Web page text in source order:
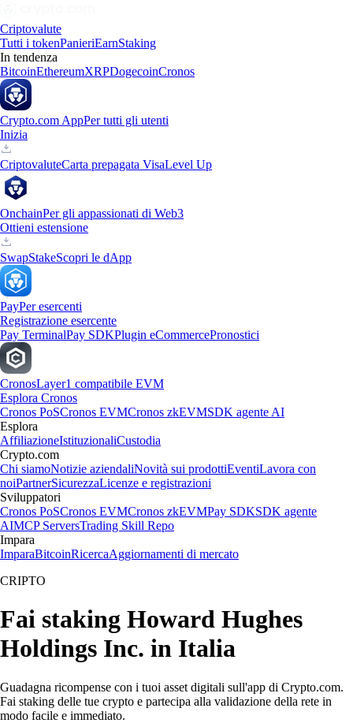
Criptovalute
Tutti i tokenPanieriEarnStaking
In tendenza
BitcoinEthereumXRPDogecoinCronos
Crypto.com AppPer tutti gli utenti
Inizia
CriptovaluteCarta prepagata VisaLevel Up
OnchainPer gli appassionati di Web3
Ottieni estensione
SwapStakeScopri le dApp
PayPer esercenti
Registrazione esercente
Pay TerminalPay SDKPlugin eCommercePronostici
CronosLayer1 compatibile EVM
Esplora Cronos
Cronos PoSCronos EVMCronos zkEVMSDK agente AI
Esplora
AffiliazioneIstituzionaliCustodia
Crypto.com
Chi siamoNotizie aziendaliNovità sui prodottiEventiLavora con
noiPartnerSicurezzaLicenze e registrazioni
Sviluppatori
Cronos PoSCronos EVMCronos zkEVMPay SDKSDK agente
AIMCP ServersTrading Skill Repo
Impara
ImparaBitcoinRicercaAggiornamenti di mercato
CRIPTO
Fai staking Howard Hughes
Holdings Inc. in Italia
Guadagna ricompense con i tuoi asset digitali sull'app di Crypto.com.
Fai staking delle tue crypto e partecipa alla validazione della rete in
modo facile e immediato.